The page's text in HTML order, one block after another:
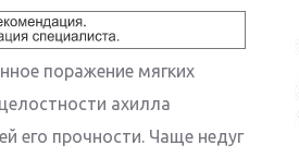
поражение мягких
ахилла
его прочности. Чаще недуг